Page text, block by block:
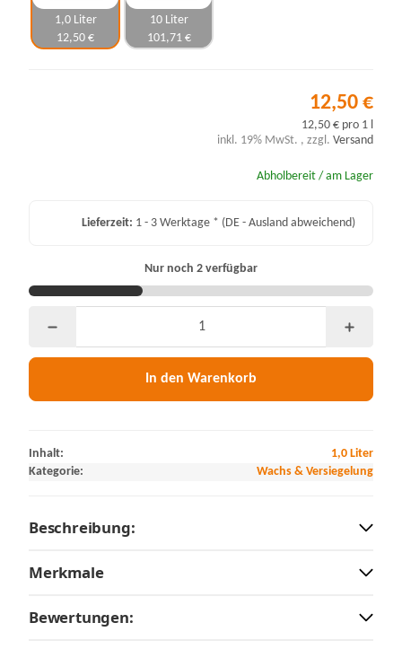
1,0 Liter
12,50 €
10 Liter
101,71 €
12,50 €
12,50 € pro 1 l
inkl. 19% MwSt. , zzgl. Versand
Abholbereit / am Lager
Lieferzeit: 1 - 3 Werktage * (DE - Ausland abweichend)
Nur noch 2 verfügbar
In den Warenkorb
Inhalt:
1,0 Liter
Kategorie:
Wachs & Versiegelung
Beschreibung:
Merkmale
Bewertungen: